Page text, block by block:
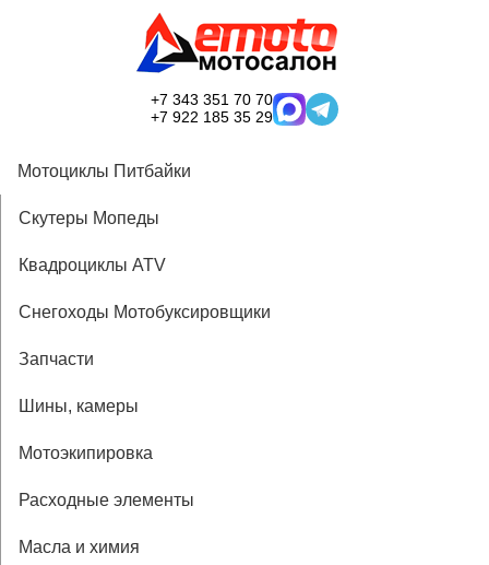
+7 343 351 70 70
+7 922 185 35 29
Мотоциклы Питбайки
Скутеры Мопеды
Квадроциклы ATV
Снегоходы Мотобуксировщики
Запчасти
Шины, камеры
Мотоэкипировка
Расходные элементы
Масла и химия